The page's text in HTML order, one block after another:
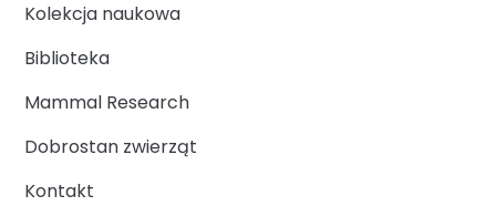
Kolekcja naukowa
Biblioteka
Mammal Research
Dobrostan zwierząt
Kontakt